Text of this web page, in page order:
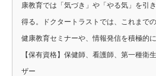
康教育では「気づき」や「やる気」を引
得る。ドクタートラストでは、これまで
健康教育セミナーや、情報発信を積極的に
【保有資格】保健師、看護師、第一種衛
ザー